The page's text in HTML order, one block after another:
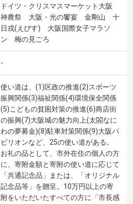
ドイツ・クリスマスマーケット大阪
神農祭 大阪・光の饗宴 金剛山 十
日戎(えびす) 大阪国際女子マラソ
ン 梅の見ごろ
-
使い道は、(1)区政の推進(2)スポーツ
振興関係(3)福祉関係(4)環境保全関係
(5)こどもの貧困対策の推進(6)商店街
の振興(7)大阪城の魅力向上(太閤なに
わの夢募金)(8)駐車対策関係(9)大阪パ
ビリオンなど、25の使い道がある。
お礼の品として、市外在住の個人の方
に、寄附金額と寄附の使い道に応じて
「共通記念品」または、「オリジナル
記念品等」を贈呈。10万円以上の寄
附をいただいたすべての方に「市長感